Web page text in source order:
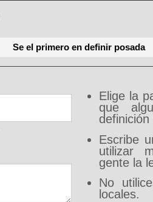
Se el primero en definir posada
Elige la
que
Escribe
utilizar
gente la
No
locales.